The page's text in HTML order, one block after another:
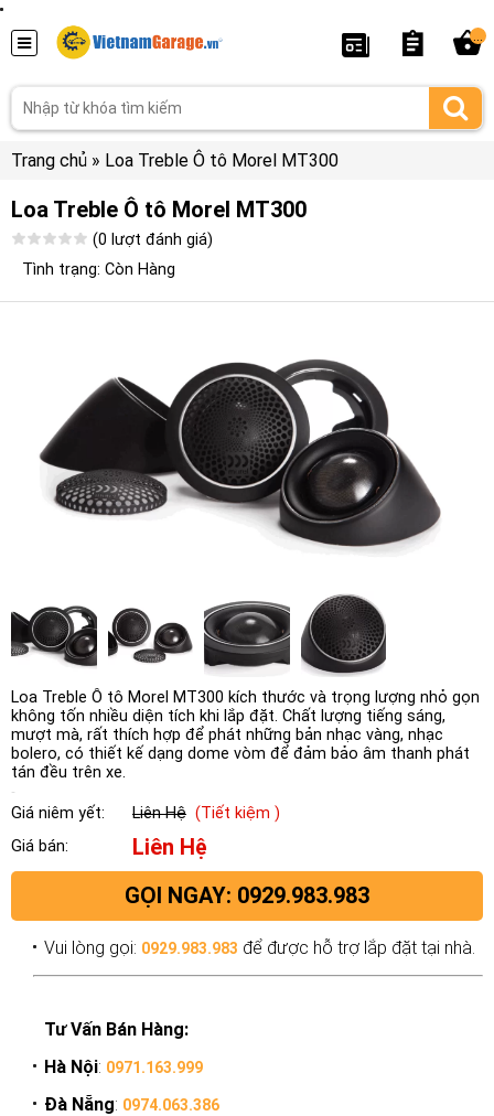
Trang chủ » Loa Treble Ô tô Morel MT300
Loa Treble Ô tô Morel MT300
(0 lượt đánh giá)
Tình trạng: Còn Hàng
Loa Treble Ô tô Morel MT300 kích thước và trọng lượng nhỏ gọn
không tốn nhiều diện tích khi lắp đặt. Chất lượng tiếng sáng,
mượt mà, rất thích hợp để phát những bản nhạc vàng, nhạc
bolero, có thiết kế dạng dome vòm để đảm bảo âm thanh phát
tán đều trên xe.
Giá niêm yết: Liên Hệ (Tiết kiệm )
Giá bán:
Liên Hệ
GỌI NGAY: 0929.983.983
Vui lòng gọi: 0929.983.983 để được hỗ trợ lắp đặt tại nhà.
Tư Vấn Bán Hàng:
Hà Nội: 0971.163.999
Đà Nẵng: 0974.063.386